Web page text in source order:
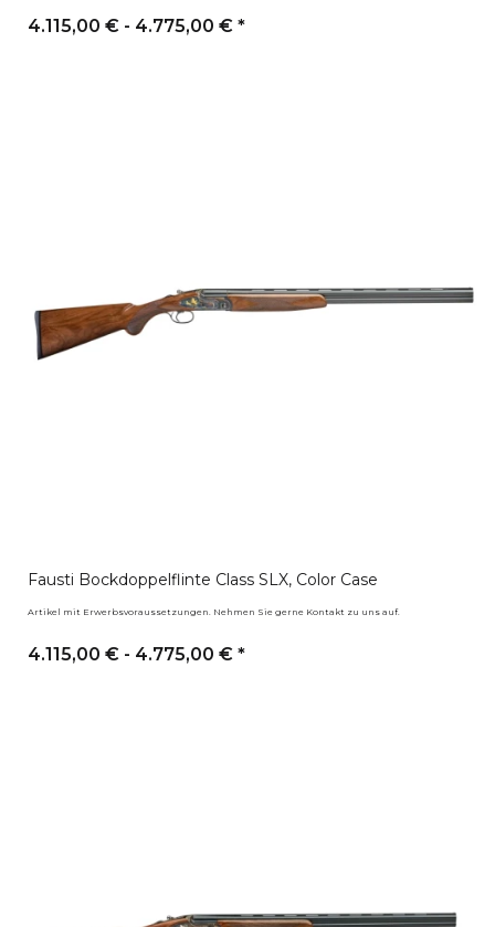
4.115,00 € - 4.775,00 € *
Fausti Bockdoppelflinte Class SLX, Color Case
Artikel mit Erwerbsvoraussetzungen. Nehmen Sie gerne Kontakt zu uns auf.
4.115,00 € - 4.775,00 € *